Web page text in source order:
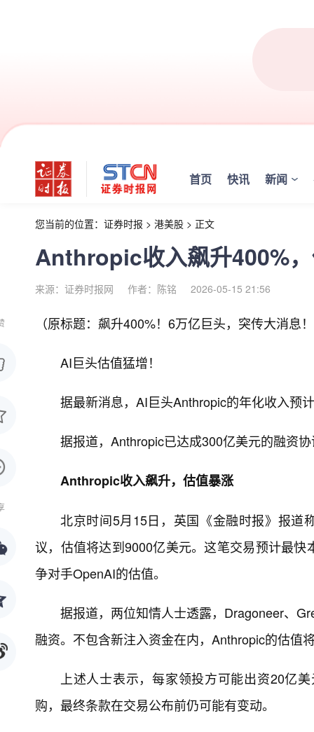
首页 快讯 新闻
您当前的位置： 证券时报 > 港美股 > 正文
Anthropic收入飙升400%
来源：证券时报网 作者：陈铭 2026-05-15 21:56
（原标题：飙升400%！6万亿巨头，突传大消息
AI巨头估值猛增！
据最新消息，AI巨头Anthropic的年化收入预
据报道，Anthropic已达成300亿美元的融资
Anthropic收入飙升，估值暴涨
北京时间5月15日，英国《金融时报》报道
议，估值将达到9000亿美元。这笔交易预计最
争对手OpenAI的估值。
据报道，两位知情人士透露，Dragoneer、
融资。不包含新注入资金在内，Anthropic的估值
上述人士表示，每家领投方可能出资20亿
购，最终条款在交易公布前仍可能有变动。